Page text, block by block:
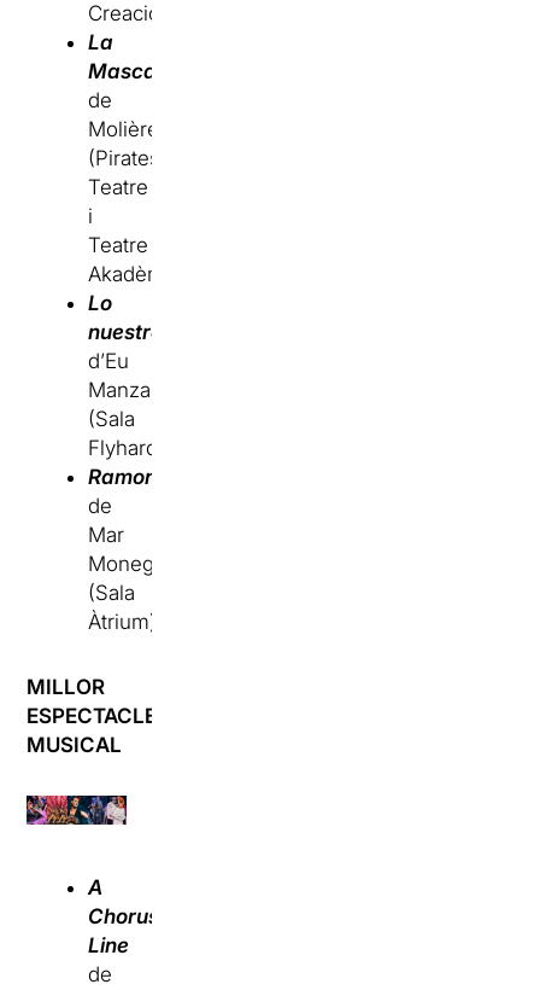
Creacions)
La
Mascarada
de
Molière
(Pirates
Teatre
i
Teatre
Akadèmia)
Lo
nuestro
d’Eu
Manzanares
(Sala
Flyhard)
Ramon
de
Mar
Monegal
(Sala
Àtrium)
MILLOR
ESPECTACLE
MUSICAL
A
Chorus
Line
de